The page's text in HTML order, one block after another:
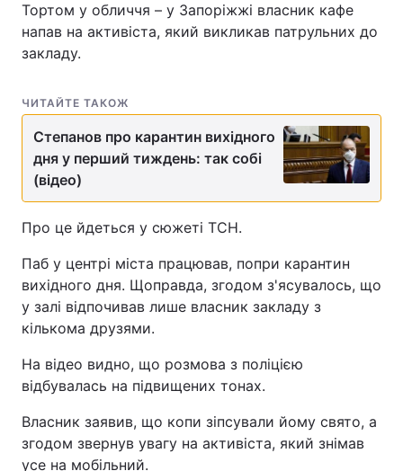
Тортом у обличчя – у Запоріжжі власник кафе
напав на активіста, який викликав патрульних до
закладу.
ЧИТАЙТЕ ТАКОЖ
Степанов про карантин вихідного
дня у перший тиждень: так собі
(відео)
Про це йдеться у сюжеті ТСН.
Паб у центрі міста працював, попри карантин
вихідного дня. Щоправда, згодом з'ясувалось, що
у залі відпочивав лише власник закладу з
кількома друзями.
На відео видно, що розмова з поліцією
відбувалась на підвищених тонах.
Власник заявив, що копи зіпсували йому свято, а
згодом звернув увагу на активіста, який знімав
усе на мобільний.